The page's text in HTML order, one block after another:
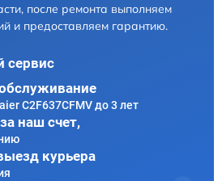
после ремонта выполняем
и предоставляем гарантию.
сервис
C2F637CFMV до 3 лет
наш счет,
курьера